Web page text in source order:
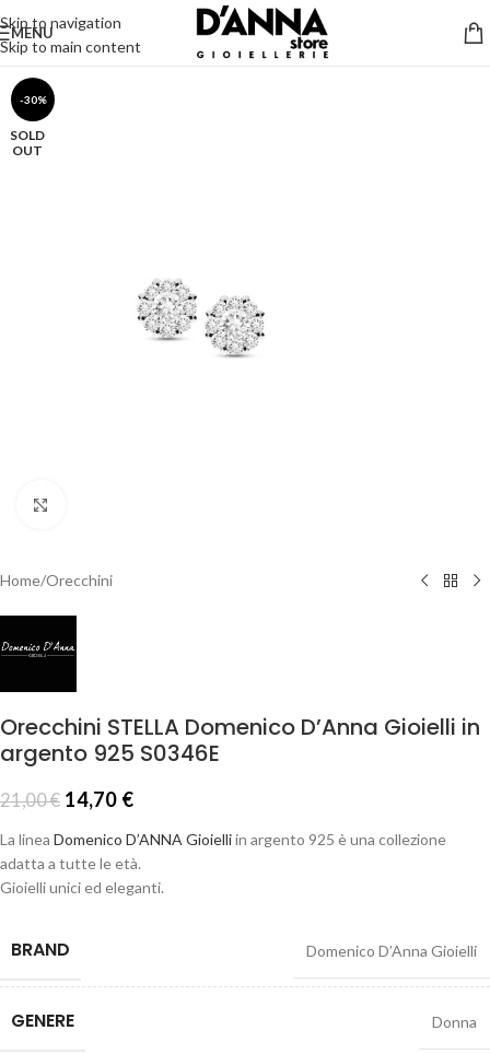
Skip to navigation
Skip to main content
MENU
-30%
SOLD
OUT
Home/Orecchini
Orecchini STELLA Domenico D’Anna Gioielli in
argento 925 S0346E
21,00€ 14,70 €
La linea Domenico D’ANNA Gioielliin argento 925 è una collezione
adatta a tutte le età.
Gioielli unici ed eleganti.
BRAND Domenico D’Anna Gioielli
GENERE Donna